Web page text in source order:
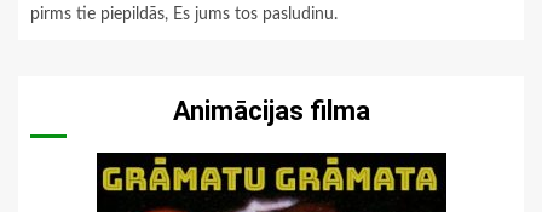
pirms tie piepildās, Es jums tos pasludinu.
Animācijas filma